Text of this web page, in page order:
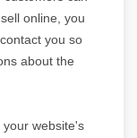
online, you
you so
about the
website's